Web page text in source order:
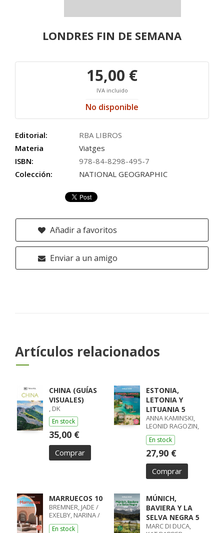
LONDRES FIN DE SEMANA
15,00 €
IVA incluido
No disponible
Editorial:
RBA LIBROS
Materia
Viatges
ISBN:
978-84-8298-495-7
Colección:
NATIONAL GEOGRAPHIC
Añadir a favoritos
Enviar a un amigo
Artículos relacionados
CHINA (GUÍAS
VISUALES)
, DK
En stock
35,00 €
Comprar
ESTONIA,
LETONIA Y
LITUANIA 5
ANNA KAMINSKI,
LEONID RAGOZIN,
ANGELO ZINNA
En stock
27,90 €
Comprar
MARRUECOS 10
BREMNER, JADE /
EXELBY, NARINA /
GILBERT, SARAH /
RANGER, HELEN /
En stock
MÚNICH,
BAVIERA Y LA
SELVA NEGRA 5
MARC DI DUCA,